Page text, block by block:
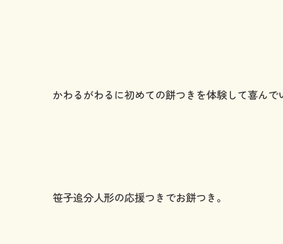
かわるがわるに初めての餅つきを体験して喜んで
笹子追分人形の応援つきでお餅つき。